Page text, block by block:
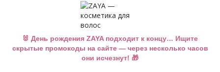
🐰 День рождения ZAYA подходит к концу… Ищите
скрытые промокоды на сайте — через несколько часов
они исчезнут! 🎁